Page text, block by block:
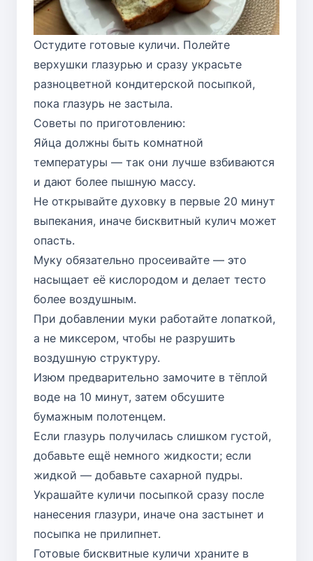
Остудите готовые куличи. Полейте
верхушки глазурью и сразу украсьте
разноцветной кондитерской посыпкой,
пока глазурь не застыла.
Советы по приготовлению:
Яйца должны быть комнатной
температуры — так они лучше взбиваются
и дают более пышную массу.
Не открывайте духовку в первые 20 минут
выпекания, иначе бисквитный кулич может
опасть.
Муку обязательно просеивайте — это
насыщает её кислородом и делает тесто
более воздушным.
При добавлении муки работайте лопаткой,
а не миксером, чтобы не разрушить
воздушную структуру.
Изюм предварительно замочите в тёплой
воде на 10 минут, затем обсушите
бумажным полотенцем.
Если глазурь получилась слишком густой,
добавьте ещё немного жидкости; если
жидкой — добавьте сахарной пудры.
Украшайте куличи посыпкой сразу после
нанесения глазури, иначе она застынет и
посыпка не прилипнет.
Готовые бисквитные куличи храните в